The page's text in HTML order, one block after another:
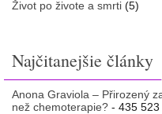
Život po živote a smrti (5)
Najčitanejšie články
Anona Graviola – Přirozený
než chemoterapie? - 435 523